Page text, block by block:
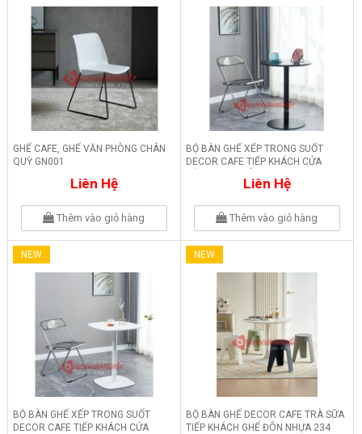
GHẾ CAFE, GHẾ VĂN PHÒNG CHÂN
QUỲ GN001
Liên Hệ
Thêm vào giỏ hàng
BỘ BÀN GHẾ XẾP TRONG SUỐT
DECOR CAFE TIẾP KHÁCH CỬA
Liên Hệ
Thêm vào giỏ hàng
NEW
BỘ BÀN GHẾ XẾP TRONG SUỐT
DECOR CAFE TIẾP KHÁCH CỬA
NEW
BỘ BÀN GHẾ DECOR CAFE TRÀ SỮA
TIẾP KHÁCH GHẾ ĐÔN NHỰA 234